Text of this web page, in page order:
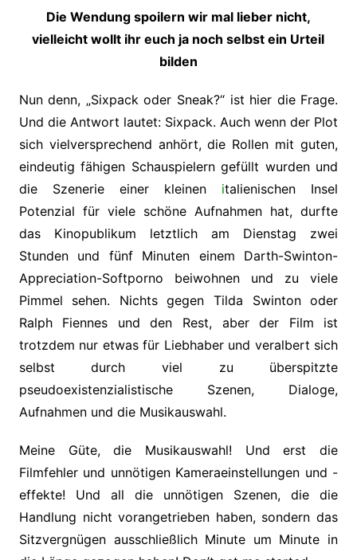
Die Wendung spoilern wir mal lieber nicht,
vielleicht wollt ihr euch ja noch selbst ein Urteil
bilden
Nun denn, „Sixpack oder Sneak?“ ist hier die Frage.
Und die Antwort lautet: Sixpack. Auch wenn der Plot
sich vielversprechend anhört, die Rollen mit guten,
eindeutig fähigen Schauspielern gefüllt wurden und
die Szenerie einer kleinen italienischen Insel
Potenzial für viele schöne Aufnahmen hat, durfte
das Kinopublikum letztlich am Dienstag zwei
Stunden und fünf Minuten einem Darth-Swinton-
Appreciation-Softporno beiwohnen und zu viele
Pimmel sehen. Nichts gegen Tilda Swinton oder
Ralph Fiennes und den Rest, aber der Film ist
trotzdem nur etwas für Liebhaber und veralbert sich
selbst durch viel zu überspitzte
pseudoexistenzialistische Szenen, Dialoge,
Aufnahmen und die Musikauswahl.
Meine Güte, die Musikauswahl! Und erst die
Filmfehler und unnötigen Kameraeinstellungen und -
effekte! Und all die unnötigen Szenen, die die
Handlung nicht vorangetrieben haben, sondern das
Sitzvergnügen ausschließlich Minute um Minute in